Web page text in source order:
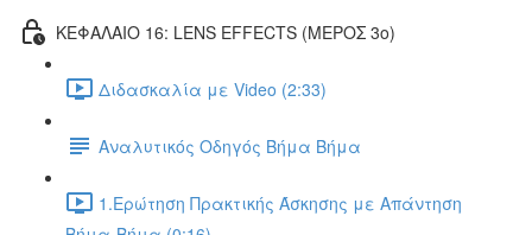
ΚΕΦΑΛΑΙΟ 16: LENS EFFECTS (ΜΕΡΟΣ 3o)
Διδασκαλία με Video (2:33)
Αναλυτικός Οδηγός Βήμα Βήμα
1.Ερώτηση Πρακτικής Άσκησης με Απάντηση